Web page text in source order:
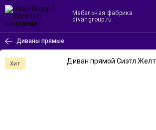
Мебельная фабрика
divangroup.ru
Диваны прямые
Хит